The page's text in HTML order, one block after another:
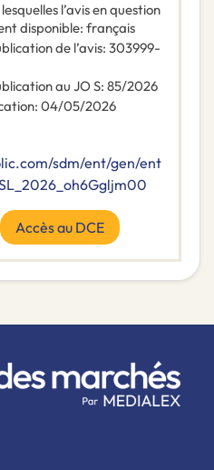
l’avis en question
disponible: français
de l’avis: 303999-
au JO S: 85/2026
: 04/05/2026
sdm/ent/gen/ent
Accès au DCE